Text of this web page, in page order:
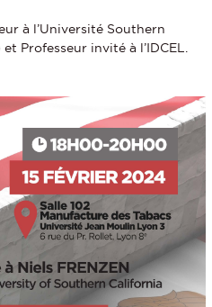
à l’Université Southern
Professeur invité à l’IDCEL.